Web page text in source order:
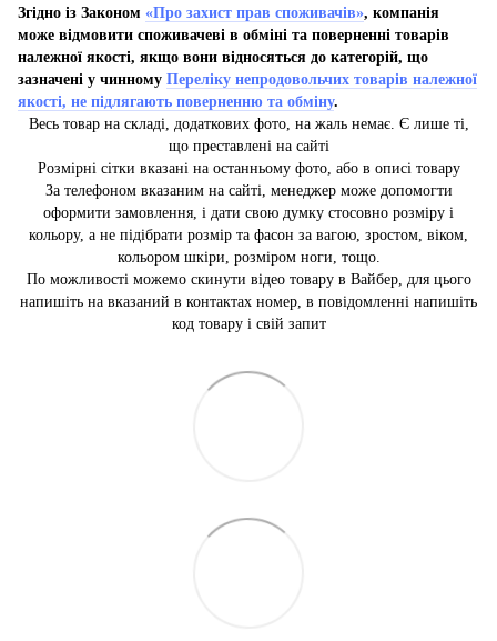
Згідно із Законом «Про захист прав споживачів», компанія
може відмовити споживачеві в обміні та поверненні товарів
належної якості, якщо вони відносяться до категорій, що
зазначені у чинному Переліку непродовольчих товарів належної
якості, не підлягають поверненню та обміну.
Весь товар на складі, додаткових фото, на жаль немає. Є лише ті,
що преставлені на сайті
Розмірні сітки вказані на останньому фото, або в описі товару
За телефоном вказаним на сайті, менеджер може допомогти
оформити замовлення, і дати свою думку стосовно розміру і
кольору, а не підібрати розмір та фасон за вагою, зростом, віком,
кольором шкіри, розміром ноги, тощо.
По можливості можемо скинути відео товару в Вайбер, для цього
напишіть на вказаний в контактах номер, в повідомленні напишіть
код товару і свій запит